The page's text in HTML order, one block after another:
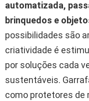
automatizada,
brinquedos e
possibilidades são
criatividade é
por soluções cada
sustentáveis.
como protetores de